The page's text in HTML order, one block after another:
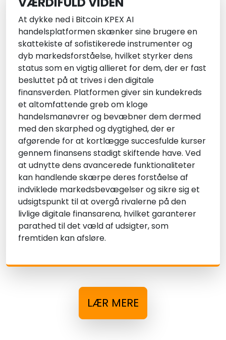
At dykke ned i Bitcoin KPEX AI
handelsplatformen skænker sine brugere en
skattekiste af sofistikerede instrumenter og
dyb markedsforståelse, hvilket styrker dens
status som en vigtig allieret for dem, der er fast
besluttet på at trives i den digitale
finansverden. Platformen giver sin kundekreds
et altomfattende greb om kloge
handelsmanøvrer og bevæbner dem dermed
med den skarphed og dygtighed, der er
afgørende for at kortlægge succesfulde kurser
gennem finansens stadigt skiftende have. Ved
at udnytte dens avancerede funktionaliteter
kan handlende skærpe deres forståelse af
indviklede markedsbevægelser og sikre sig et
udsigtspunkt til at overgå rivalerne på den
livlige digitale finansarena, hvilket garanterer
parathed til det væld af udsigter, som
fremtiden kan afsløre.
LÆR MERE